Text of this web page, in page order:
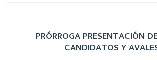
PRÓRROGA PRESENTACIÓN
CANDIDATOS Y